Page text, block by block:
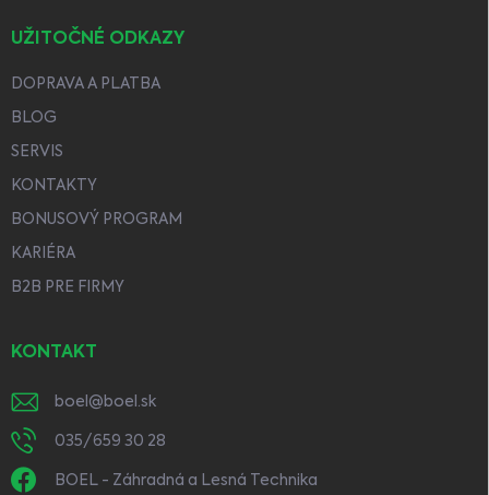
UŽITOČNÉ ODKAZY
DOPRAVA A PLATBA
BLOG
SERVIS
KONTAKTY
BONUSOVÝ PROGRAM
KARIÉRA
B2B PRE FIRMY
KONTAKT
boel @ boel.sk
035/659 30 28
BOEL - Záhradná a Lesná Technika